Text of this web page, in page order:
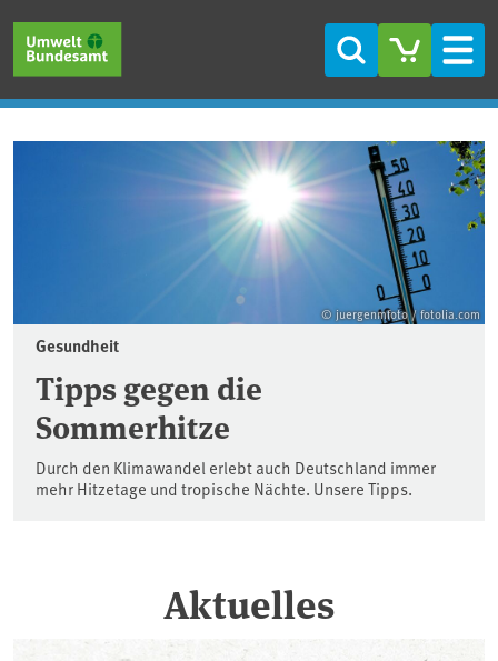
Suche
Startseite
Aktuelles
© juergenmfoto / fotolia.com
Gesundheit
Tipps gegen die
Sommerhitze
Durch den Klimawandel erlebt auch Deutschland immer
mehr Hitzetage und tropische Nächte. Unsere Tipps.